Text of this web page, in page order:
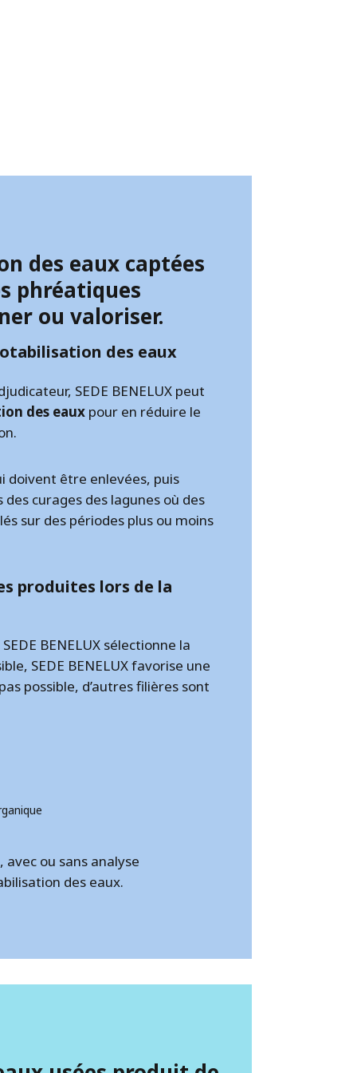
des eaux captées
phréatiques
ou valoriser.
des eaux
SEDE BENELUX peut
des eaux pour en réduire le
doivent être enlevées, puis
curages des lagunes où des
sur des périodes plus ou moins
produites lors de la
BENELUX sélectionne la
SEDE BENELUX favorise une
possible, d’autres filières sont
ou sans analyse
des eaux.